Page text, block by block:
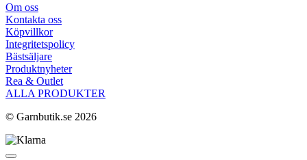
Om oss
Kontakta oss
Köpvillkor
Integritetspolicy
Bästsäljare
Produktnyheter
Rea & Outlet
ALLA PRODUKTER
© Garnbutik.se 2026